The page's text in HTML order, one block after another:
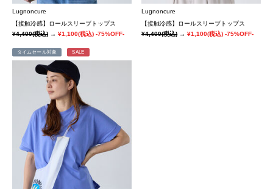
Lugnoncure
【接触冷感】ロールスリーブトップス
¥4,400(税込) → ¥1,100(税込) -75%OFF-
Lugnoncure
【接触冷感】ロールスリーブトップス
¥4,400(税込)→¥1,100(税込) -75%OFF-
タイムセール対象 SALE